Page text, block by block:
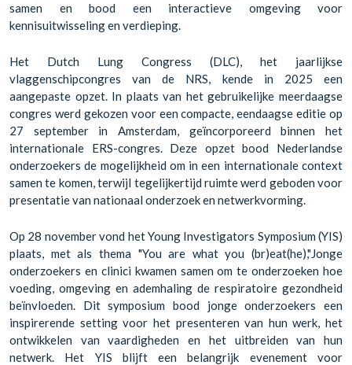
samen en bood een interactieve omgeving voor
kennisuitwisseling en verdieping.
Het Dutch Lung Congress (DLC), het jaarlijkse
vlaggenschipcongres van de NRS, kende in 2025 een
aangepaste opzet. In plaats van het gebruikelijke meerdaagse
congres werd gekozen voor een compacte, eendaagse editie op
27 september in Amsterdam, geïncorporeerd binnen het
internationale ERS-congres. Deze opzet bood Nederlandse
onderzoekers de mogelijkheid om in een internationale context
samen te komen, terwijl tegelijkertijd ruimte werd geboden voor
presentatie van nationaal onderzoek en netwerkvorming.
Op 28 november vond het Young Investigators Symposium (YIS)
plaats, met als thema "You are what you (br)eat(he),"Jonge
onderzoekers en clinici kwamen samen om te onderzoeken hoe
voeding, omgeving en ademhaling de respiratoire gezondheid
beïnvloeden. Dit symposium bood jonge onderzoekers een
inspirerende setting voor het presenteren van hun werk, het
ontwikkelen van vaardigheden en het uitbreiden van hun
netwerk. Het YIS blijft een belangrijk evenement voor